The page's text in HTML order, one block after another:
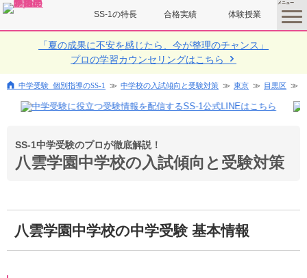
体験授業
合格実績
SS-1の特長
toggle
menu
「夏の成果に不安を感じたら、今が整理のチャンス」
プロの学習カウンセリングはこちら
中学受験 個別指導のSS-1 中学校の入試傾向と受験対策 東京 目黒区
SS-1中学受験のプロが徹底解説！
八雲学園中学校の入試傾向と受験対策
八雲学園中学校の中学受験 基本情報